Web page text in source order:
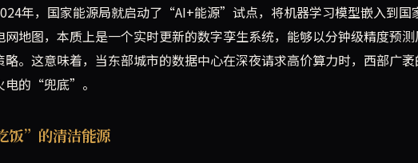
年，国家能源局就启动了“AI+能源”试点，将机器学习模型嵌入到国
地图，本质上是一个实时更新的数字孪生系统，能够以分钟级精度预
。这意味着，当东部城市的数据中心在深夜请求高价算力时，西部广
电的“兜底”。
饭”的清洁能源